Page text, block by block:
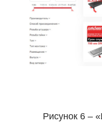
Рисунок 6 –